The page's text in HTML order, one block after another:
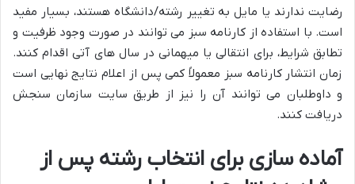
رضایت ندارند یا مایل به تغییر رشته/دانشگاه هستند، بسیار مفید
است. با استفاده از کارنامه سبز می توانند در صورت وجود ظرفیت و
تطابق شرایط، برای انتقالی یا میهمانی در سال های آتی اقدام کنند.
زمان انتشار کارنامه سبز معمولاً کمی پس از اعلام نتایج نهایی است
و داوطلبان می توانند آن را نیز از طریق سایت سازمان سنجش
دریافت کنند.
آماده سازی برای انتخاب رشته پس از